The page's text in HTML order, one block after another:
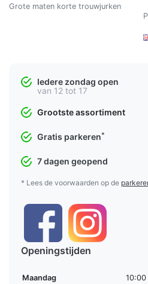
Grote maten korte trouwjurken
Iedere zondag open
van 12 tot 17
Grootste assortiment
Gratis parkeren*
7 dagen geopend
* Lees de voorwaarden op de
Openingstijden
Maandag